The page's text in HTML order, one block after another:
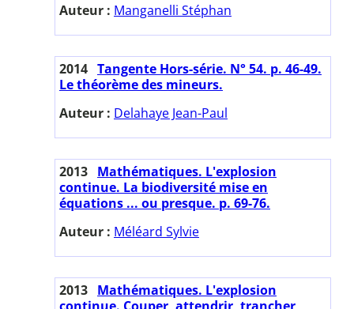
Auteur : Manganelli Stéphan
2014 Tangente Hors-série. N° 54. p. 46-49.
Le théorème des mineurs.
Auteur : Delahaye Jean-Paul
2013 Mathématiques. L'explosion
continue. La biodiversité mise en
équations ... ou presque. p. 69-76.
Auteur : Méléard Sylvie
2013 Mathématiques. L'explosion